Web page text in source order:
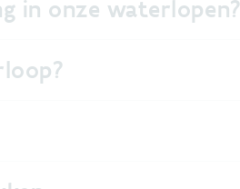
in onze waterlopen?